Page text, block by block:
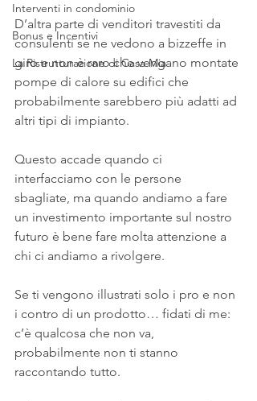
Interventi in condominio
Bonus e Incentivi
La Ristrutturazione di Casa Mia
D’altra parte di venditori travestiti da
consulenti se ne vedono a bizzeffe in
giro e non è raro che vengano montate
pompe di calore su edifici che
probabilmente sarebbero più adatti ad
altri tipi di impianto.
Questo accade quando ci
interfacciamo con le persone
sbagliate, ma quando andiamo a fare
un investimento importante sul nostro
futuro è bene fare molta attenzione a
chi ci andiamo a rivolgere.
Se ti vengono illustrati solo i pro e non
i contro di un prodotto… fidati di me:
c’è qualcosa che non va,
probabilmente non ti stanno
raccontando tutto.